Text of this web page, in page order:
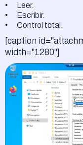
Leer.
Escribir.
Control total.
[caption
width="1280"]